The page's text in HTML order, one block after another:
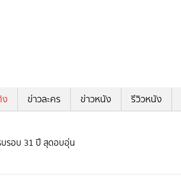
ง ข่าวละคร ข่าวหนัง รีวิวหนัง
รอบ 31 ปี สุดอบอุ่น